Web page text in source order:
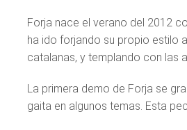
Forja nace el verano del 2012
ha ido forjando su propio estilo
catalanas, y templando con las
La primera demo de Forja se
gaita en algunos temas. Esta